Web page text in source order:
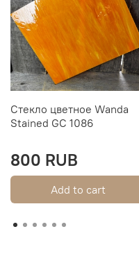
Стекло цветное Wanda
Stained GC 1086
800 RUB
Add to cart